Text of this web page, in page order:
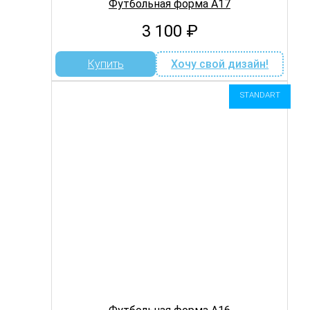
Футбольная форма A17
3 100 ₽
Купить Хочу свой дизайн!
STANDART